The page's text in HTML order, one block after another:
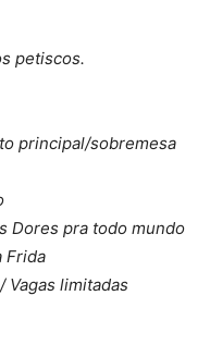
petiscos.
principal/sobremesa
Dores pra todo mundo
Frida
Vagas limitadas